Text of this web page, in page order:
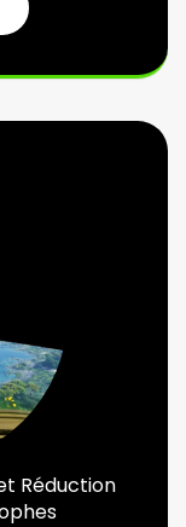
Réduction